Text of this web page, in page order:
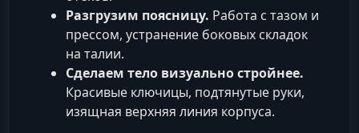
Разгрузим поясницу. Работа с тазом и
прессом, устранение боковых складок
на талии.
Сделаем тело визуально стройнее.
Красивые ключицы, подтянутые руки,
изящная верхняя линия корпуса.